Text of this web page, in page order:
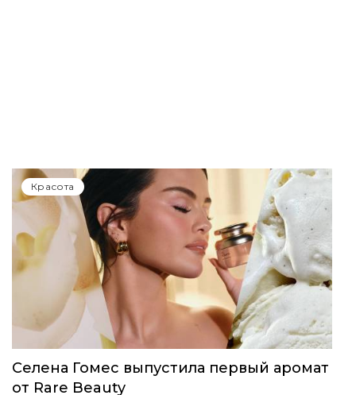
Красота
Селена Гомес выпустила первый аромат
от Rare Beauty